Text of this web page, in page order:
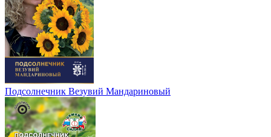
Подсолнечник Везувий Мандариновый